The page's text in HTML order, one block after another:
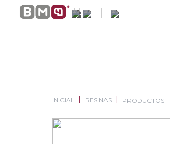
INICIAL RESINAS PRODUCTOS